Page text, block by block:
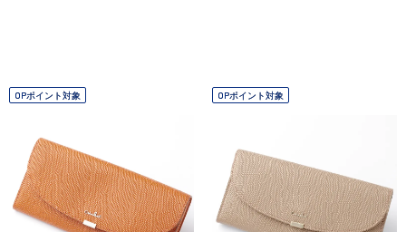
OPポイント対象 OPポイント対象